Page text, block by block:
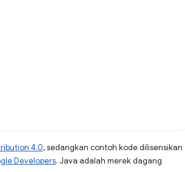
4.0, sedangkan contoh kode dilisensikan
Developers. Java adalah merek dagang